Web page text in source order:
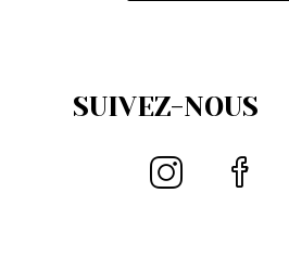
SUIVEZ-NOUS